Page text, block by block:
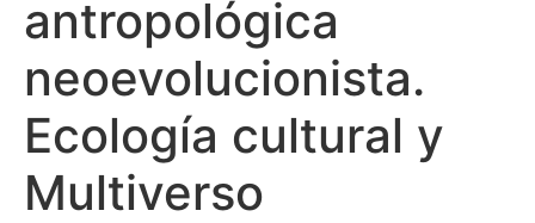
antropológica
neoevolucionista.
Ecología cultural y
Multiverso